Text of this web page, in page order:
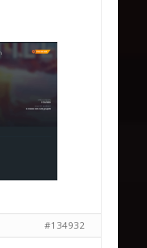
#134932